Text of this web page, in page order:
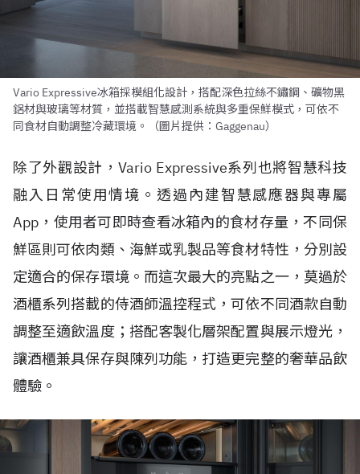
Vario Expressive冰箱採模組化設計，搭配深色拉絲不鏽鋼、礦物黑
鋁材與玻璃等材質，並搭載智慧感測系統與多重保鮮模式，可依不
同食材自動調整冷藏環境。（圖片提供：Gaggenau）
除了外觀設計，Vario Expressive系列也將智慧科技
融入日常使用情境。透過內建智慧感應器與專屬
App，使用者可即時查看冰箱內的食材存量，不同保
鮮區則可依肉類、海鮮或乳製品等食材特性，分別設
定適合的保存環境。而這次最大的亮點之一，莫過於
酒櫃系列搭載的侍酒師溫控程式，可依不同酒款自動
調整至適飲溫度；搭配客製化層架配置與展示燈光，
讓酒櫃兼具保存與陳列功能，打造更完整的奢華品飲
體驗。